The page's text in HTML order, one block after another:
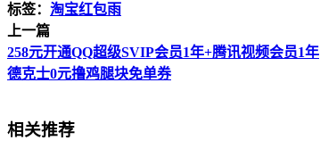
标签： 淘宝红包雨
上一篇
258元开通QQ超级SVIP会员1年+腾讯视频会员1年
德克士0元撸鸡腿块免单券
相关推荐